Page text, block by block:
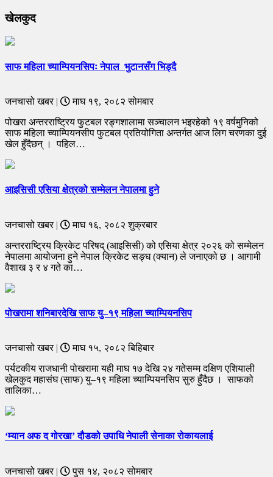
खेलकुद
साफ महिला च्याम्पियनसिपः नेपाल भुटानसँग भिड्दै
जनचासो खबर |
माघ १९, २०८२ सोमबार
पोखरा अन्तरराष्ट्रिय फुटबल रङ्गशालामा सञ्चालन भइरहेको १९ वर्षमुनिको
साफ महिला च्याम्पियनसीप फुटबल प्रतियोगिता अन्तर्गत आज लिग चरणका दुई
खेल हुँदैछन् । पहिल…
आइसिसी एसिया क्षेत्रको सम्मेलन नेपालमा हुने
जनचासो खबर |
माघ १६, २०८२ शुक्रबार
अन्तरराष्ट्रिय क्रिकेट परिषद् (आइसिसी) को एसिया क्षेत्र २०२६ को सम्मेलन
नेपालमा आयोजना हुने नेपाल क्रिकेट सङ्घ (क्यान) ले जनाएको छ । आगामी
वैशाख ३ र ४ गते का…
पोखरामा शनिबारदेखि साफ यु–१९ महिला च्याम्पियनसिप
जनचासो खबर |
माघ १५, २०८२ बिहिबार
पर्यटकीय राजधानी पोखरामा यही माघ १७ देखि २४ गतेसम्म दक्षिण एशियाली
खेलकुद महासंघ (साफ) यु–१९ महिला च्याम्पियनसिप सुरु हुँदैछ । साफको
तालिका…
‘म्यान अफ द गोरखा’ दौडको उपाधि नेपाली सेनाका रोकायलाई
जनचासो खबर |
पुस १४, २०८२ सोमबार